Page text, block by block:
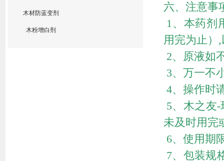
木材防蓝变剂
木粉增白剂
六、注意事
1、本药剂
用完为止）
2、原液如
3、万一不
4、操作时
5、木之友
未及时用完
6、使用期
7、包装规